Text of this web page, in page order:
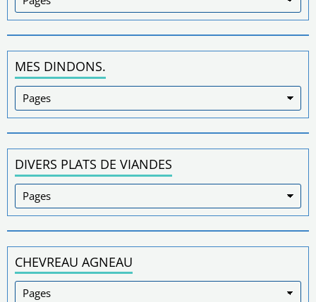
MES DINDONS.
DIVERS PLATS DE VIANDES
CHEVREAU AGNEAU